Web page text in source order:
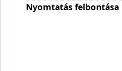
Nyomtatás felbontása